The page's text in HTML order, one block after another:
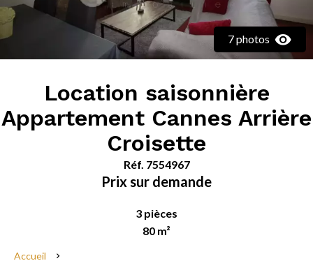
7 photos
Location saisonnière
Appartement Cannes Arrière
Croisette
Réf. 7554967
Prix sur demande
3 pièces
80 m²
Accueil